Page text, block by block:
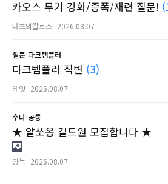
카오스 무기 강화/증폭/재련 질문!
태초의칼로소 2026.08.07
질문 다크템플러
다크템플러 직변 (3)
레잇 2026.08.07
수다 공통
★ 알쏘옹 길드원 모집합니다 ★
양늑 2026.08.07